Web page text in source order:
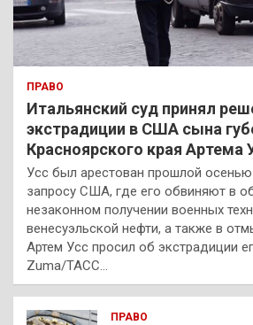
ПРАВО
Итальянский суд принял
экстрадиции в США сына
Красноярского края Артема
Усс был арестован прошлой
запросу США, где его обвиняют в
незаконном получении военных
венесуэльской нефти, а также в
Артем Усс просил об экстрадиции
Zuma/ТАСС…
ПРАВО